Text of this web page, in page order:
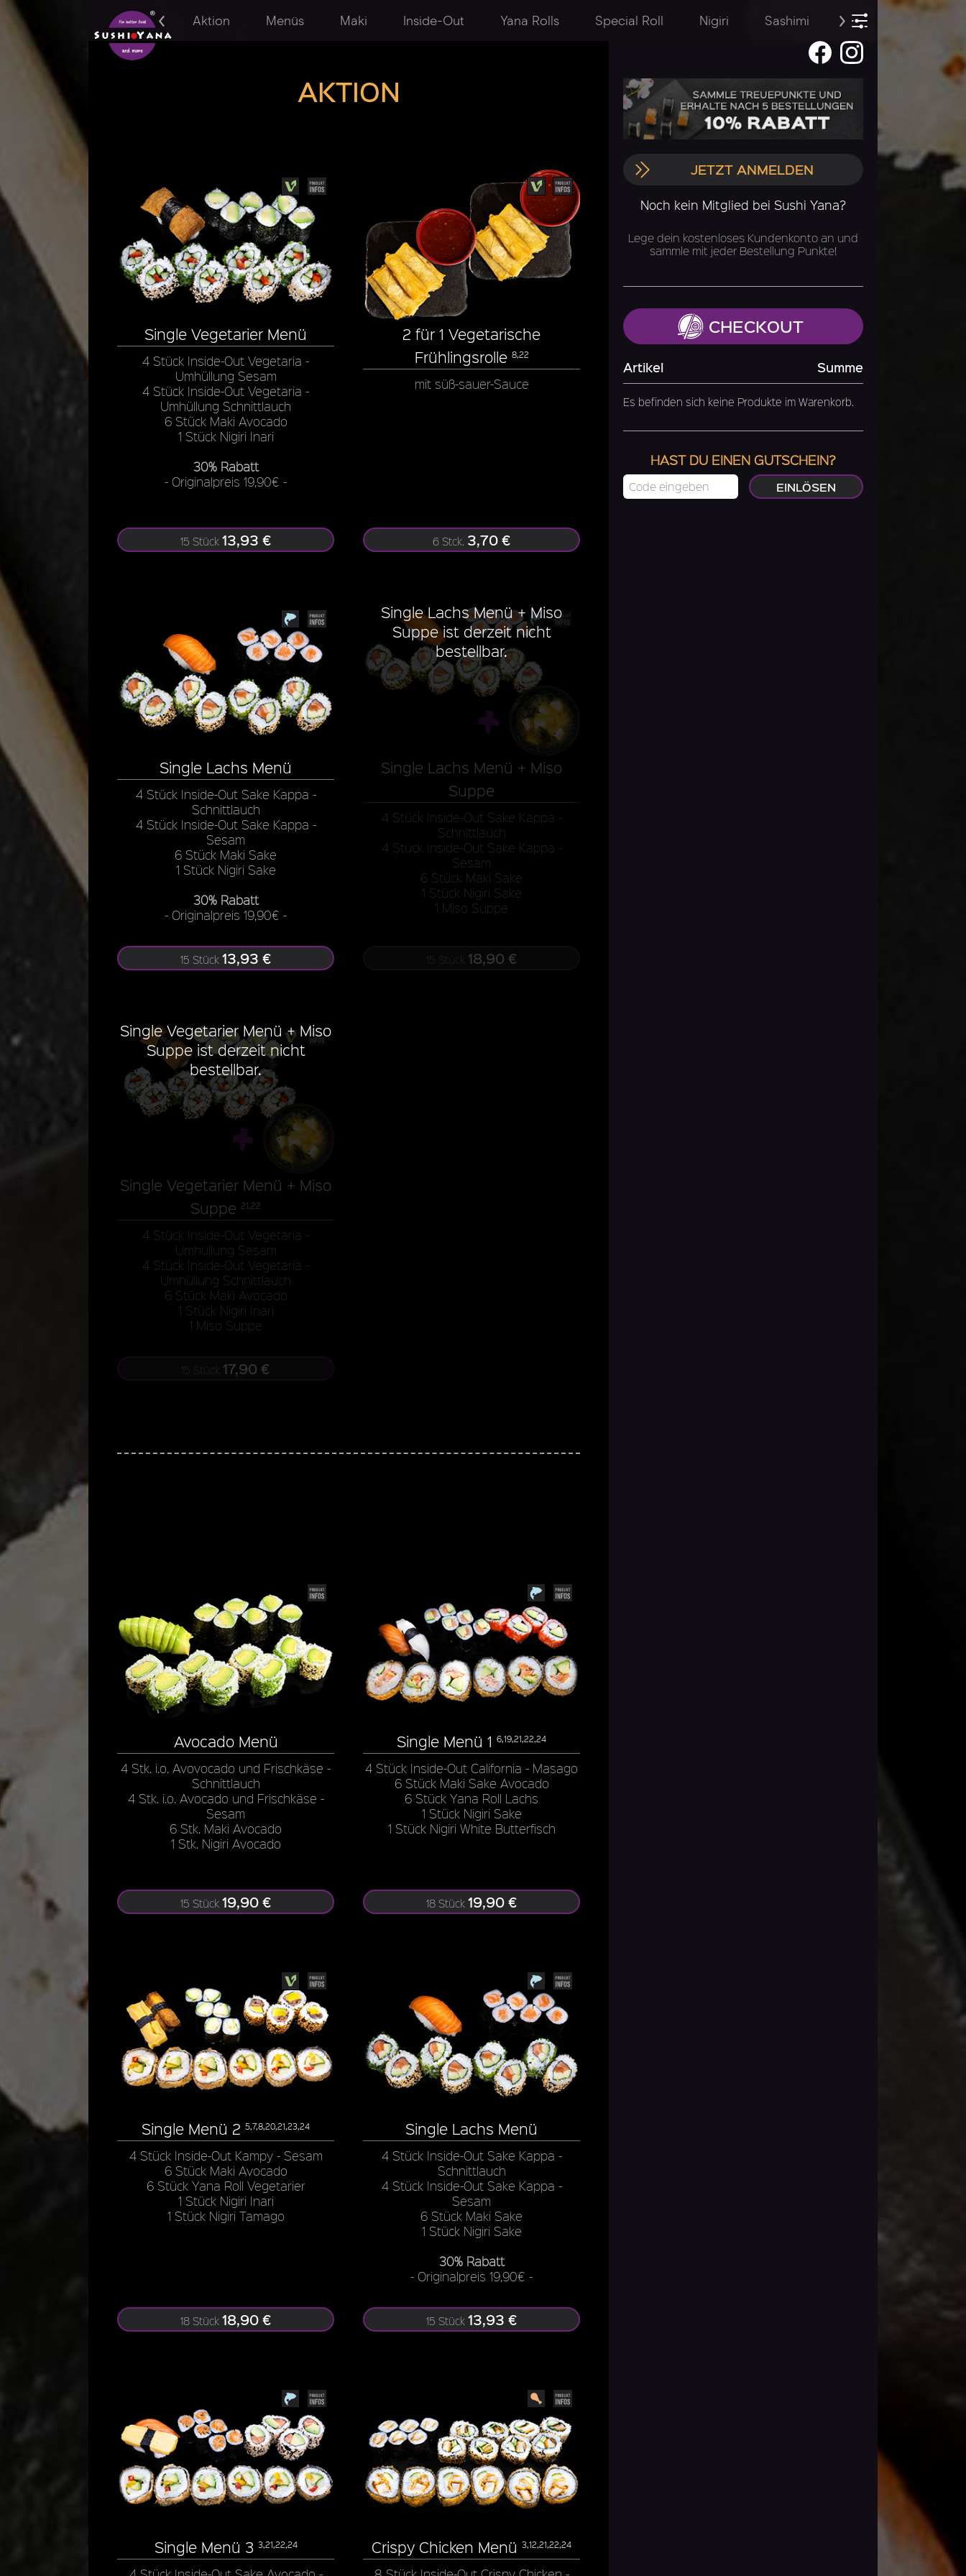
Aktion Menüs Maki Inside-Out Yana Rolls Special Roll Nigiri Sashimi Temaki
AKTION
Single Vegetarier Menü
4 Stück Inside-Out Vegetaria -
Umhüllung Sesam
4 Stück Inside-Out Vegetaria -
Umhüllung Schnittlauch
6 Stück Maki Avocado
1 Stück Nigiri Inari
30% Rabatt
- Originalpreis 19,90€ -
15 Stück 13,93 €
2 für 1 Vegetarische
Frühlingsrolle 8,22
mit süß-sauer-Sauce
6 Stck. 3,70 €
Single Lachs Menü
4 Stück Inside-Out Sake Kappa -
Schnittlauch
4 Stück Inside-Out Sake Kappa -
Sesam
6 Stück Maki Sake
1 Stück Nigiri Sake
30% Rabatt
- Originalpreis 19,90€ -
15 Stück 13,93 €
Single Lachs Menü + Miso
Suppe ist derzeit nicht
bestellbar.
Single Lachs Menü + Miso
Suppe
4 Stück Inside-Out Sake Kappa -
Schnittlauch
4 Stück Inside-Out Sake Kappa -
Sesam
6 Stück Maki Sake
1 Stück Nigiri Sake
1 Miso Suppe
15 Stück 18,90 €
Single Vegetarier Menü + Miso
Suppe ist derzeit nicht
bestellbar.
Single Vegetarier Menü + Miso
Suppe 21,22
4 Stück Inside-Out Vegetaria -
Umhüllung Sesam
4 Stück Inside-Out Vegetaria -
Umhüllung Schnittlauch
6 Stück Maki Avocado
1 Stück Nigiri Inari
1 Miso Suppe
15 Stück 17,90 €
Avocado Menü
4 Stk. i.o. Avovocado und Frischkäse -
Schnittlauch
4 Stk. i.o. Avocado und Frischkäse -
Sesam
6 Stk. Maki Avocado
1 Stk. Nigiri Avocado
15 Stück 19,90 €
Single Menü 1 6,19,21,22,24
4 Stück Inside-Out California - Masago
6 Stück Maki Sake Avocado
6 Stück Yana Roll Lachs
1 Stück Nigiri Sake
1 Stück Nigiri White Butterfisch
18 Stück 19,90 €
Single Menü 2 5,7,8,20,21,23,24
4 Stück Inside-Out Kampy - Sesam
6 Stück Maki Avocado
6 Stück Yana Roll Vegetarier
1 Stück Nigiri Inari
1 Stück Nigiri Tamago
18 Stück 18,90 €
Single Lachs Menü
4 Stück Inside-Out Sake Kappa -
Schnittlauch
4 Stück Inside-Out Sake Kappa -
Sesam
6 Stück Maki Sake
1 Stück Nigiri Sake
30% Rabatt
- Originalpreis 19,90€ -
15 Stück 13,93 €
Single Menü 3 3,21,22,24 Crispy Chicken Menü 3,12,21,22,24
JETZT ANMELDEN
Noch kein Mitglied bei Sushi Yana?
Lege dein kostenloses Kundenkonto an und
sammle mit jeder Bestellung Punkte!
CHECKOUT
Artikel Summe
Es befinden sich keine Produkte im Warenkorb.
HAST DU EINEN GUTSCHEIN?
EINLÖSEN